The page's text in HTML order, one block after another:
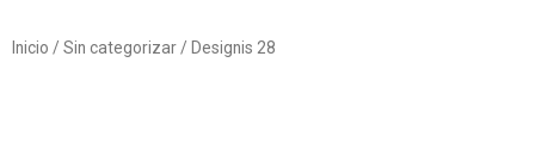
Inicio / Sin categorizar / Designis 28